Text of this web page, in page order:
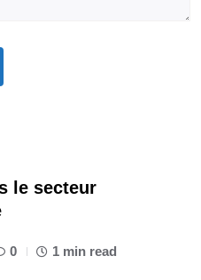
le secteur
0 1 min read